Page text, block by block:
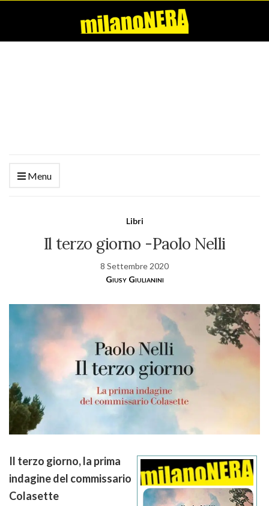
Menu
Libri
Il terzo giorno -Paolo Nelli
8 Settembre 2020
Giusy Giulianini
Il terzo giorno, la prima
indagine del commissario
Colasette